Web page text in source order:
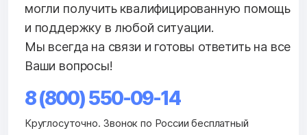
могли получить квалифицированную помощь
и поддержку в любой ситуации.
Мы всегда на связи и готовы ответить на все
Ваши вопросы!
8 (800) 550-09-14
Круглосуточно. Звонок по России бесплатный